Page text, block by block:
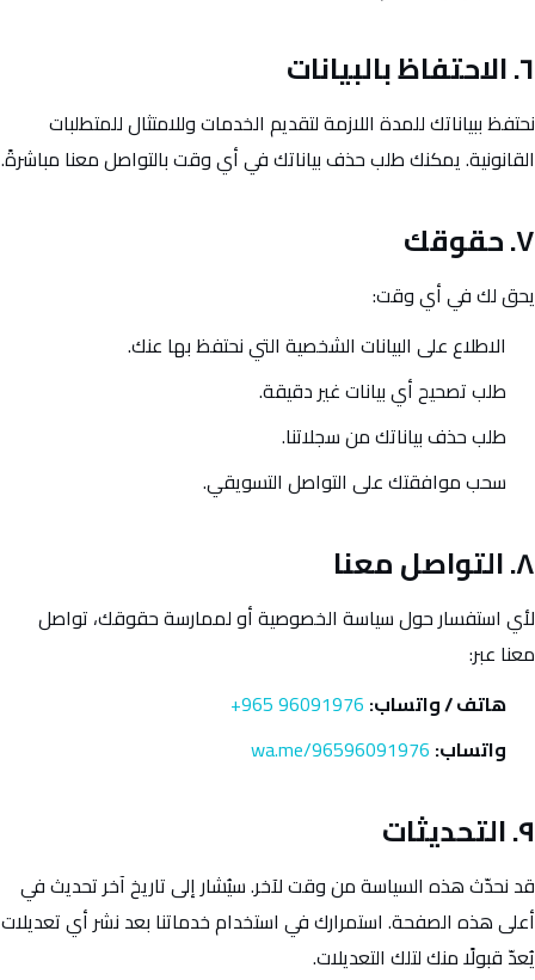
٦. الاحتفاظ بالبيانات
نحتفظ ببياناتك للمدة اللازمة لتقديم الخدمات وللامتثال للمتطلبات
القانونية. يمكنك طلب حذف بياناتك في أي وقت بالتواصل معنا مباشرةً.
٧. حقوقك
يحق لك في أي وقت:
الاطلاع على البيانات الشخصية التي نحتفظ بها عنك.
طلب تصحيح أي بيانات غير دقيقة.
طلب حذف بياناتك من سجلاتنا.
سحب موافقتك على التواصل التسويقي.
٨. التواصل معنا
لأي استفسار حول سياسة الخصوصية أو لممارسة حقوقك، تواصل
معنا عبر:
هاتف / واتساب: +965 96091976
واتساب: wa.me/96596091976
٩. التحديثات
قد نحدّث هذه السياسة من وقت لآخر. سيُشار إلى تاريخ آخر تحديث في
أعلى هذه الصفحة. استمرارك في استخدام خدماتنا بعد نشر أي تعديلات
يُعدّ قبولًا منك لتلك التعديلات.